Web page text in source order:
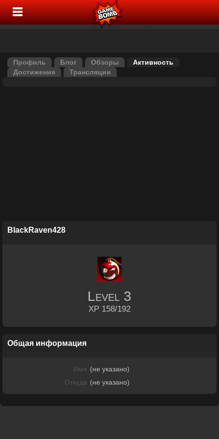
Профиль Блог Обзоры
Активность
Достижения
Трансляции
BlackRaven428
Level 3
XP 158/192
Общая информация
Имя (не указано)
Откуда (не указано)